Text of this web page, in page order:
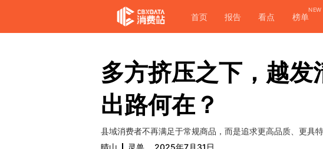
首页 报告 看点 榜单
NEW
多方挤压之下，越发
出路何在？
县域消费者不再满足于常规商品，而是追求更高品质、更具特
晴山
灵兽 2025年7月31日